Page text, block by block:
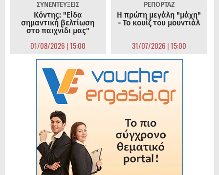
ΣΥΝΕΝΤΕΥΞΕΙΣ
Κόντης: "Είδα
σημαντική βελτίωση
στο παιχνίδι μας"
01/08/2026 | 15:00
ΡΕΠΟΡΤΑΖ
Η πρώτη μεγάλη "μάχη"
- Το κουίζ του μουντιάλ
31/07/2026 | 15:00